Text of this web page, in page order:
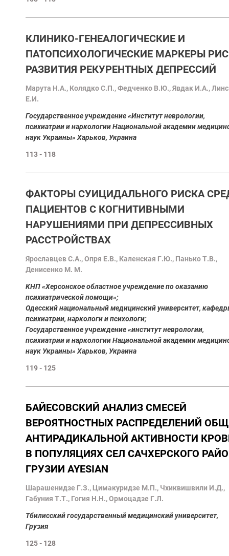
КЛИНИКО-ГЕНЕАЛОГИЧЕСКИЕ И
ПАТОПСИХОЛОГИЧЕСКИЕ МАРКЕРЫ
РАЗВИТИЯ РЕКУРЕНТНЫХ ДЕПРЕССИЙ
Mарута Н.А., Колядко С.П., Федченко В.Ю., Явдак И.А.,
Е.И.
Государственное учреждение «Институт неврологии,
психиатрии и наркологии Национальной академии
наук Украины» Харьков, Украина
113 - 118
ФАКТОРЫ СУИЦИДАЛЬНОГО РИСКА
ПАЦИЕНТОВ С КОГНИТИВНЫМИ
НАРУШЕНИЯМИ ПРИ ДЕПРЕССИВНЫХ
РАССТРОЙСТВАХ
Ярославцев С.А., Опря Е.В., Каленская Г.Ю., Панько Т.В.,
Денисенко М. М.
KНП «Херсонское областное учреждение по оказанию
психиатрической помощи»;
Одесский национальный медицинский университет,
психиатрии, наркологи и психологи;
Государственное учреждение «институт неврологии,
психиатрии и наркологии Национальной академии
наук Украины» Харьков, Украина
119 - 125
БАЙЕСОВСКИЙ АНАЛИЗ СМЕСЕЙ
ВЕРОЯТНОСТНЫХ РАСПРЕДЕЛЕНИЙ
АНТИРАДИКАЛЬНОЙ АКТИВНОСТИ
В ПОПУЛЯЦИЯХ СЕЛ САЧХЕРСКОГО
ГРУЗИИ AYESIAN
Шарашенидзе Г.З., Цимакуридзе М.П., Чхиквишвили И.Д.,
Габуния Т.Т., Гогия Н.Н., Ормоцадзе Г.Л.
Tбилисский государственный медицинский университет,
Грузия
125 - 128